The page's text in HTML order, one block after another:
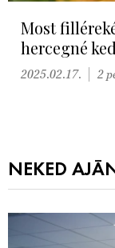
Most
hercegné
2025.02.17. 2
NEKED